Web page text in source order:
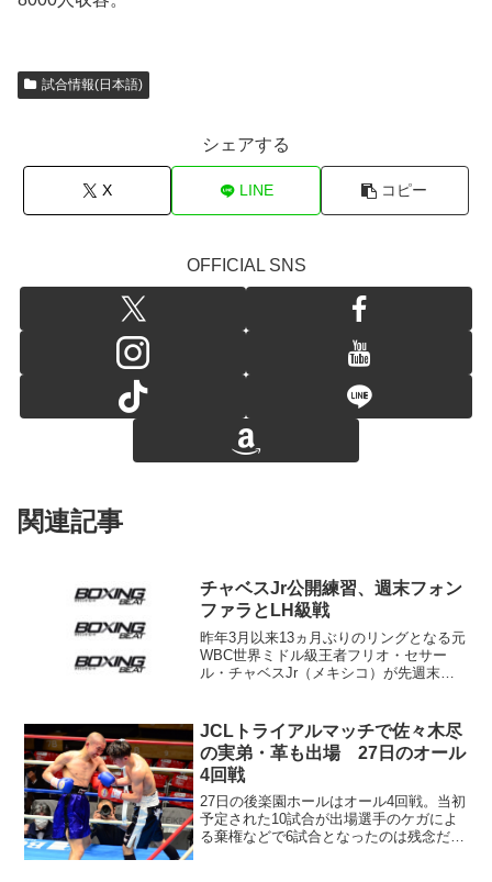
試合情報(日本語)
シェアする
X LINE コピー
OFFICIAL SNS
関連記事
チャベスJr公開練習、週末フォン
ファラとLH級戦
昨年3月以来13ヵ月ぶりのリングとなる元
WBC世界ミドル級王者フリオ・セサー
ル・チャベスJr（メキシコ）が先週末、
Jrは今週土曜日18日（日本時間19日）ア
ンドゼイ・フ...
JCLトライアルマッチで佐々木尽
の実弟・革も出場 27日のオール
4回戦
27日の後楽園ホールはオール4回戦。当初
予定された10試合が出場選手のケガによ
る棄権などで6試合となったのは残念だっ